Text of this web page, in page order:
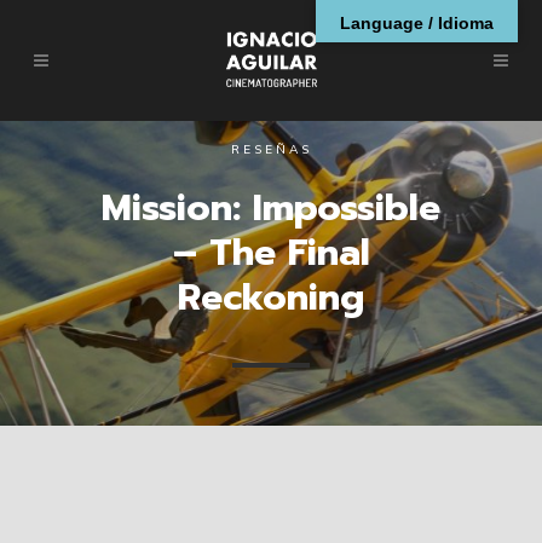
RESEÑAS
Mission: Impossible
– The Final
Reckoning
Language / Idioma